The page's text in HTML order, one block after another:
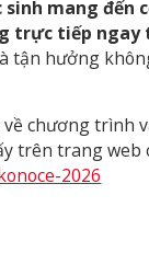
sinh mang đến
trực tiếp ngay
tận hưởng
chương trình
trên trang web
2026